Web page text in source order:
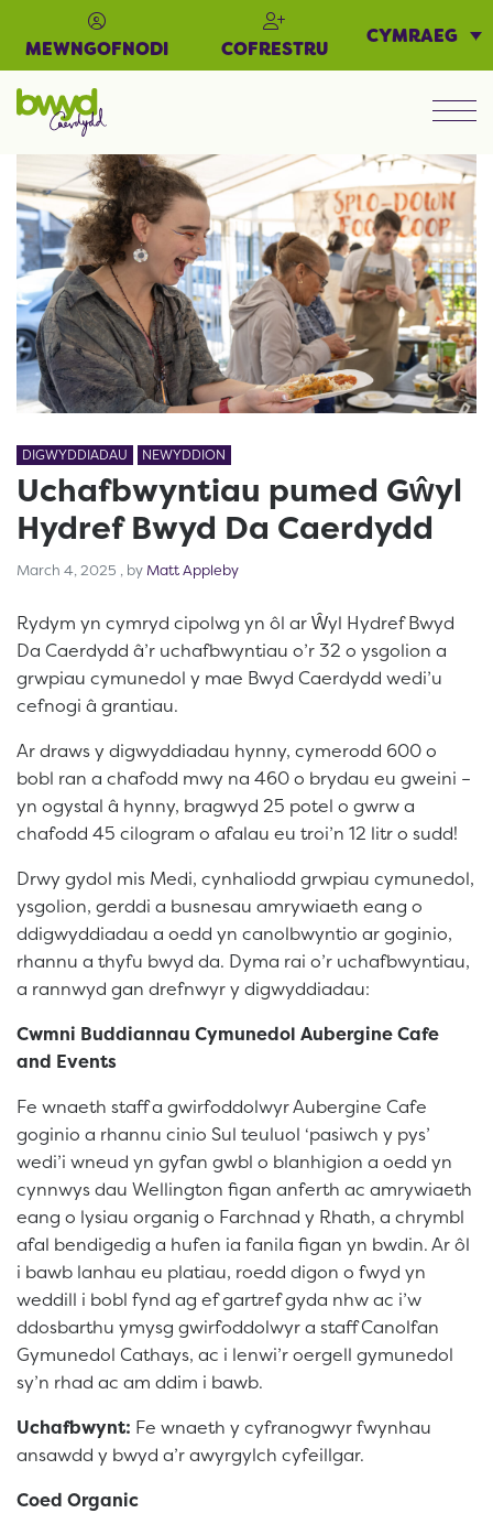
MEWNGOFNODI COFRESTRU
CYMRAEG
DIGWYDDIADAU NEWYDDION
Uchafbwyntiau pumed Gŵyl
Hydref Bwyd Da Caerdydd
March 4, 2025 March 4, 2025
, by Matt Appleby
Rydym yn cymryd cipolwg yn ôl ar Ŵyl Hydref Bwyd
Da Caerdydd â’r uchafbwyntiau o’r 32 o ysgolion a
grwpiau cymunedol y mae Bwyd Caerdydd wedi’u
cefnogi â grantiau.
Ar draws y digwyddiadau hynny, cymerodd 600 o
bobl ran a chafodd mwy na 460 o brydau eu gweini –
yn ogystal â hynny, bragwyd 25 potel o gwrw a
chafodd 45 cilogram o afalau eu troi’n 12 litr o sudd!
Drwy gydol mis Medi, cynhaliodd grwpiau cymunedol,
ysgolion, gerddi a busnesau amrywiaeth eang o
ddigwyddiadau a oedd yn canolbwyntio ar goginio,
rhannu a thyfu bwyd da. Dyma rai o’r uchafbwyntiau,
a rannwyd gan drefnwyr y digwyddiadau:
Cwmni Buddiannau Cymunedol Aubergine Cafe
and Events
Fe wnaeth staff a gwirfoddolwyr Aubergine Cafe
goginio a rhannu cinio Sul teuluol ‘pasiwch y pys’
wedi’i wneud yn gyfan gwbl o blanhigion a oedd yn
cynnwys dau Wellington figan anferth ac amrywiaeth
eang o lysiau organig o Farchnad y Rhath, a chrymbl
afal bendigedig a hufen ia fanila figan yn bwdin. Ar ôl
i bawb lanhau eu platiau, roedd digon o fwyd yn
weddill i bobl fynd ag ef gartref gyda nhw ac i’w
ddosbarthu ymysg gwirfoddolwyr a staff Canolfan
Gymunedol Cathays, ac i lenwi’r oergell gymunedol
sy’n rhad ac am ddim i bawb.
Uchafbwynt: Fe wnaeth y cyfranogwyr fwynhau
ansawdd y bwyd a’r awyrgylch cyfeillgar.
Coed Organic